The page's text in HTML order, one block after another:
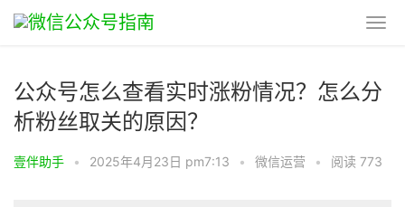
公众号怎么查看实时涨粉情况？怎么分
析粉丝取关的原因？
壹伴助手 • 2025年4月23日 pm7:13 • 微信运营 • 阅读 773